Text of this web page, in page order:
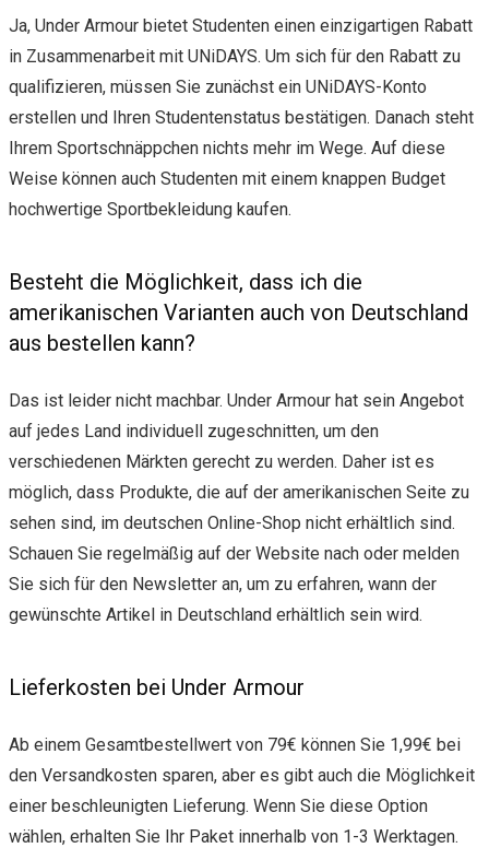
Ja, Under Armour bietet Studenten einen einzigartigen Rabatt
in Zusammenarbeit mit UNiDAYS. Um sich für den Rabatt zu
qualifizieren, müssen Sie zunächst ein UNiDAYS-Konto
erstellen und Ihren Studentenstatus bestätigen. Danach steht
Ihrem Sportschnäppchen nichts mehr im Wege. Auf diese
Weise können auch Studenten mit einem knappen Budget
hochwertige Sportbekleidung kaufen.
Besteht die Möglichkeit, dass ich die
amerikanischen Varianten auch von Deutschland
aus bestellen kann?
Das ist leider nicht machbar. Under Armour hat sein Angebot
auf jedes Land individuell zugeschnitten, um den
verschiedenen Märkten gerecht zu werden. Daher ist es
möglich, dass Produkte, die auf der amerikanischen Seite zu
sehen sind, im deutschen Online-Shop nicht erhältlich sind.
Schauen Sie regelmäßig auf der Website nach oder melden
Sie sich für den Newsletter an, um zu erfahren, wann der
gewünschte Artikel in Deutschland erhältlich sein wird.
Lieferkosten bei Under Armour
Ab einem Gesamtbestellwert von 79€ können Sie 1,99€ bei
den Versandkosten sparen, aber es gibt auch die Möglichkeit
einer beschleunigten Lieferung. Wenn Sie diese Option
wählen, erhalten Sie Ihr Paket innerhalb von 1-3 Werktagen.